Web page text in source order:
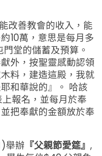
改善教會的收入，能
10萬，意思是每月多
堂的儲蓄及預算。
外，按聖靈感動認領
料，建造這殿，我就
和華說的』。 哈該
報名，並每月於奉
把奉獻的金額放於奉
舉辦 『父親節愛筵』 ,